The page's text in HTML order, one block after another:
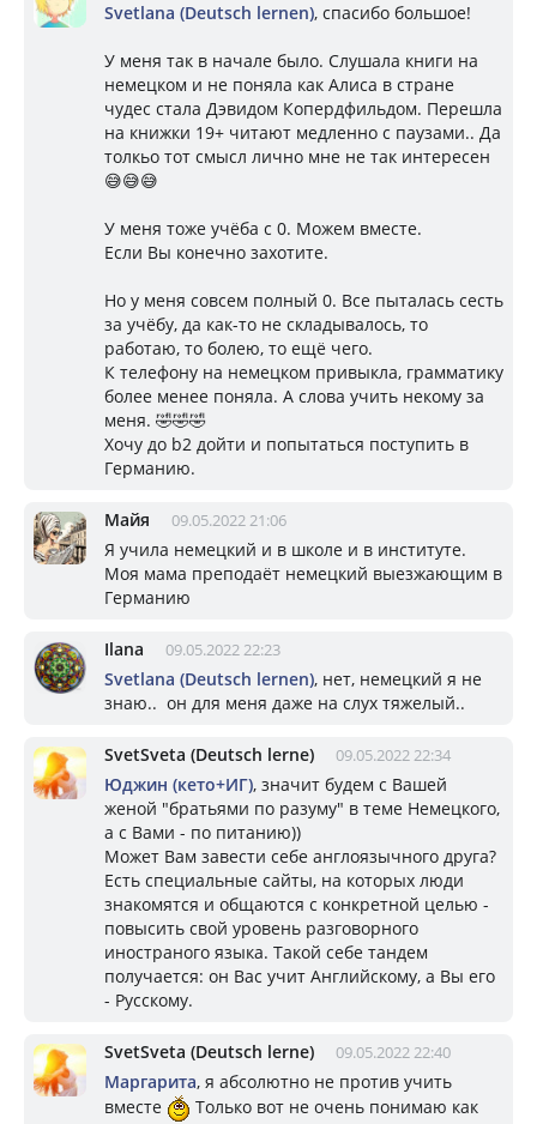
Svetlana (Deutsch lernen), спасибо большое!
У меня так в начале было. Слушала книги на
немецком и не поняла как Алиса в стране
чудес стала Дэвидом Копердфильдом. Перешла
на книжки 19+ читают медленно с паузами.. Да
толкьо тот смысл лично мне не так интересен
😅😅😅
У меня тоже учёба с 0. Можем вместе.
Если Вы конечно захотите.
Но у меня совсем полный 0. Все пыталась сесть
за учёбу, да как-то не складывалось, то
работаю, то болею, то ещё чего.
К телефону на немецком привыкла, грамматику
более менее поняла. А слова учить некому за
меня. 🤣🤣🤣
Хочу до b2 дойти и попытаться поступить в
Германию.
Майя 09.05.2022 21:06
Я учила немецкий и в школе и в институте.
Моя мама преподаёт немецкий выезжающим в
Германию
Ilana 09.05.2022 22:23
Svetlana (Deutsch lernen), нет, немецкий я не
знаю.. он для меня даже на слух тяжелый..
SvetSveta (Deutsch lerne) 09.05.2022 22:34
Юджин (кето+ИГ), значит будем с Вашей
женой "братьями по разуму" в теме Немецкого,
а с Вами - по питанию))
Может Вам завести себе англоязычного друга?
Есть специальные сайты, на которых люди
знакомятся и общаются с конкретной целью -
повысить свой уровень разговорного
иностраного языка. Такой себе тандем
получается: он Вас учит Английскому, а Вы его
- Русскому.
SvetSveta (Deutsch lerne) 09.05.2022 22:40
Маргарита, я абсолютно не против учить
вместе
Только вот не очень понимаю как